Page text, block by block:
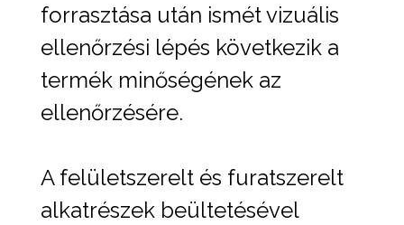
forrasztása után ismét vizuális
ellenőrzési lépés következik a
termék minőségének az
ellenőrzésére.
A felületszerelt és furatszerelt
alkatrészek beültetésével